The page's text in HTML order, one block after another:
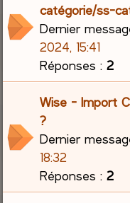
catégorie/ss-
Dernier
2024, 15:41
Réponses :2
Wise - Import
?
Dernier
18:32
Réponses :2